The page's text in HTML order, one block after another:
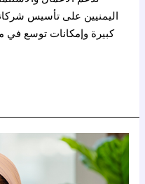
اليمنيين على تأسيس
كبيرة وإمكانات توسع في